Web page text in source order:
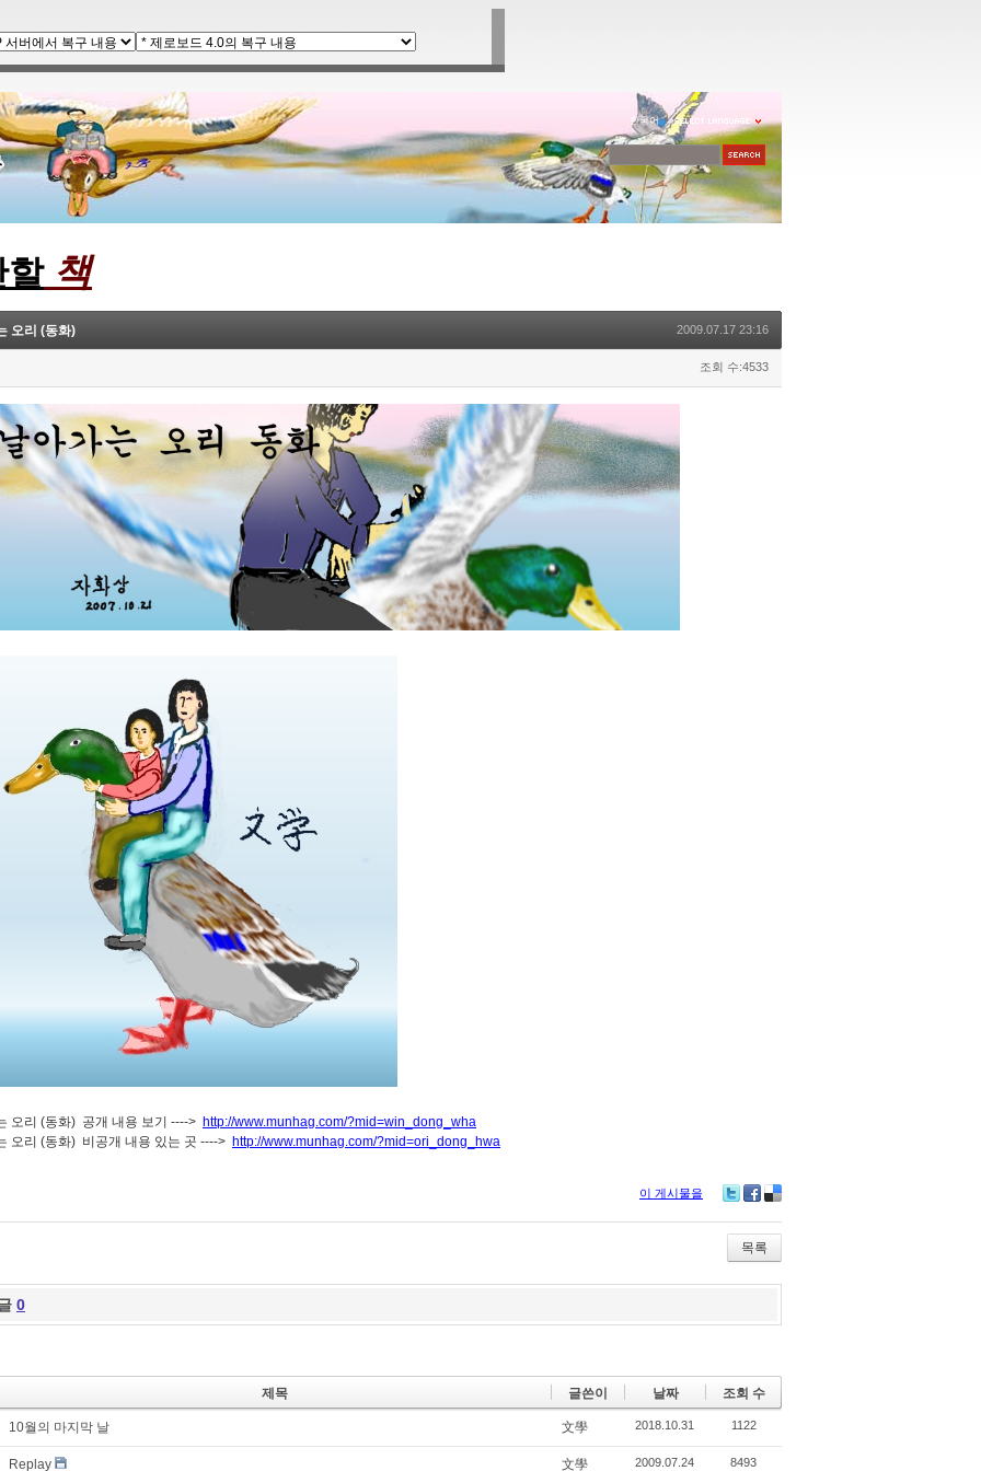
한국어
할책
오리 (동화) 2009.07.17 23:16
조회 수:4533
오리 (동화) 공개 내용 보기 ----> http://www.munhag.com/?mid=win_dong_wha
오리 (동화) 비공개 내용 있는 곳 ----> http://www.munhag.com/?mid=ori_dong_hwa
이 게시물을
itte ce
bo
ok
lici
ou
s
목록
0
제목 글쓴이 날짜 조회 수
10월의 마지막 날 文學 2018.10.31 1122
Replay 文學 2009.07.24 8493